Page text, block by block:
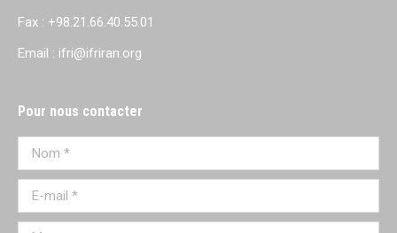
Fax : +98.21.66.40.55.01
Email : ifri@ifriran.org
Pour nous contacter
Nom *
E-mail *